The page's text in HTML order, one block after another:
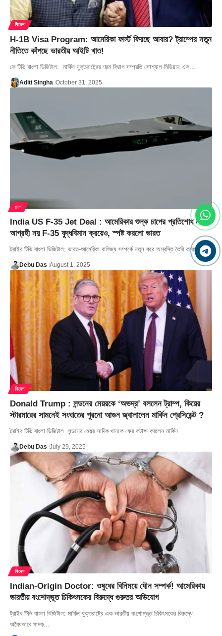
বিদেশ
H-1B Visa Program: আমেরিকা ফার্স্ট ফিরছে আবার? ট্রাম্পের নতুন
নীতিতে কাঁপছে ভারতীয় আইটি খাত!
কে টিভি বাংলা ডিজিটাল: মার্কিন যুক্তরাষ্ট্রের শ্রম বিভাগ সম্প্রতি সোশ্যাল মিডিয়ায় এক…
Aditi Singha October 31, 2025
দেশ
India US F-35 Jet Deal : আমেরিকার শুল্ক চাপের প্রতিশোধ নয়!
আগ্রহী নয় F-35 যুদ্ধবিমান ক্রয়েও, স্পষ্ট করলো ভারত
ট্রাইব টিভি বাংলা ডিজিটাল: ভারত-আমেরিকা বাণিজ্য সম্পর্কে নতুন করে অস্বস্তি তৈরি করেছে…
Debu Das August 1, 2025
বিদেশ
Donald Trump : লন্ডনের মেয়রকে ‘অভদ্র’ বললেন ট্রাম্প, কিয়ের
স্টারমারের সামনেই সংঘাতের পুরনো আগুন জ্বালালেন মার্কিন প্রেসিডেন্ট ?
ট্রাইব টিভি বাংলা ডিজিটাল: লন্ডনের মেয়র সাদিক খানকে ফের কটাক্ষ করলেন মার্কিন…
Debu Das July 29, 2025
বিদেশ
Indian-Origin Doctor: ওষুধের বিনিময়ে যৌন সম্পর্ক! আমেরিকায়
ভারতীয় বংশোদ্ভূত চিকিৎসকের বিরুদ্ধে গুরুতর অভিযোগ
ট্রাইব টিভি বাংলা ডিজিটাল: মার্কিন যুক্তরাষ্ট্রে এক ভারতীয় বংশোদ্ভূত চিকিৎসকের বিরুদ্ধে
অবৈধভাবে মাদক…